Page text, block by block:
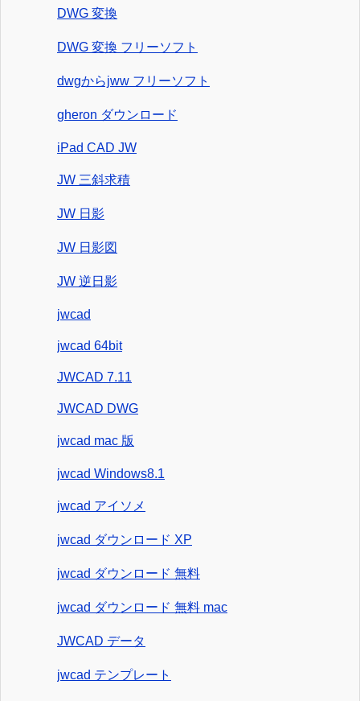
DWG 変換
DWG 変換 フリーソフト
dwgからjww フリーソフト
gheron ダウンロード
iPad CAD JW
JW 三斜求積
JW 日影
JW 日影図
JW 逆日影
jwcad
jwcad 64bit
JWCAD 7.11
JWCAD DWG
jwcad mac 版
jwcad Windows8.1
jwcad アイソメ
jwcad ダウンロード XP
jwcad ダウンロード 無料
jwcad ダウンロード 無料 mac
JWCAD データ
jwcad テンプレート